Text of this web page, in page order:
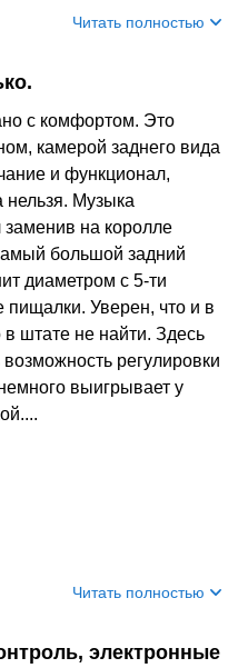
Читать полностью
с комфортом. Это
камерой заднего вида
и функционал,
нельзя. Музыка
на королле
большой задний
диаметром с 5-ти
Уверен, что и в
в штате не найти. Здесь
регулировки
выигрывает у
Читать полностью
электронные